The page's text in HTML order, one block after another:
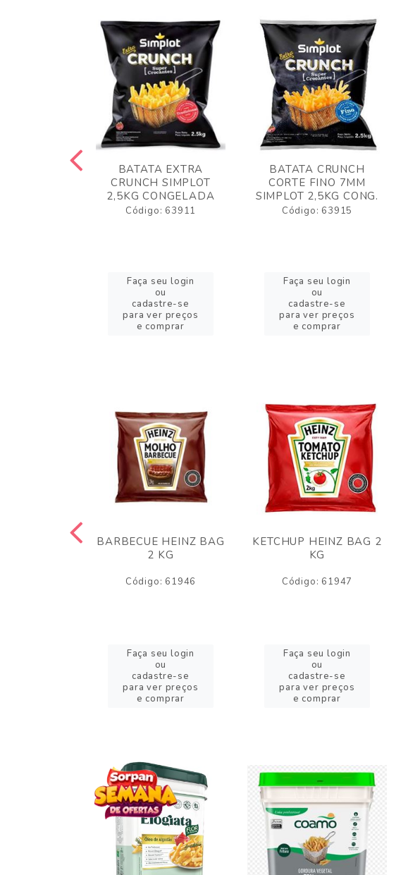
BATATA EXTRA
CRUNCH SIMPLOT
2,5KG CONGELADA
Código: 63911
Faça seu login
ou
cadastre-se
para ver preços
e comprar
BATATA CRUNCH
CORTE FINO 7MM
SIMPLOT 2,5KG CONG.
Código: 63915
Faça seu login
ou
cadastre-se
para ver preços
e comprar
BARBECUE HEINZ BAG
2 KG
Código: 61946
Faça seu login
ou
cadastre-se
para ver preços
e comprar
KETCHUP HEINZ BAG 2
KG
Código: 61947
Faça seu login
ou
cadastre-se
para ver preços
e comprar